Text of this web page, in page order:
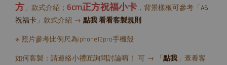
方」款式介紹； 6cm正方祝福小卡 ，背景樣板可參考「 A6
祝福卡」款式介紹 → 點我 看看客製規則
※ 照片參考比例尺為iphone12pro手機殼
如何客製：請連絡小禮匠詢問討論唷！ 可 → 「 點我」查看客